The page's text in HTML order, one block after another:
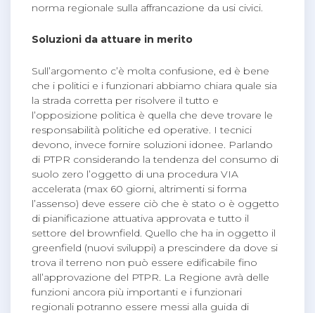
norma regionale sulla affrancazione da usi civici.
Soluzioni da attuare in merito
Sull’argomento c’è molta confusione, ed è bene
che i politici e i funzionari abbiamo chiara quale sia
la strada corretta per risolvere il tutto e
l’opposizione politica è quella che deve trovare le
responsabilità politiche ed operative. I tecnici
devono, invece fornire soluzioni idonee. Parlando
di PTPR considerando la tendenza del consumo di
suolo zero l’oggetto di una procedura VIA
accelerata (max 60 giorni, altrimenti si forma
l’assenso) deve essere ciò che è stato o è oggetto
di pianificazione attuativa approvata e tutto il
settore del brownfield. Quello che ha in oggetto il
greenfield (nuovi sviluppi) a prescindere da dove si
trova il terreno non può essere edificabile fino
all’approvazione del PTPR. La Regione avrà delle
funzioni ancora più importanti e i funzionari
regionali potranno essere messi alla guida di